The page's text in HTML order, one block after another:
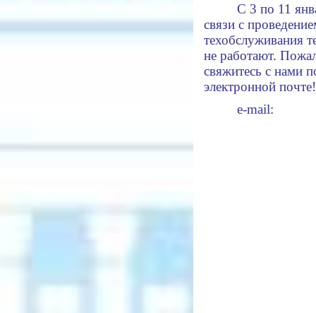
С 3 по 11
связи с
техобслуживания
не работают.
свяжитесь с нами
электронной почте!
е-mail: